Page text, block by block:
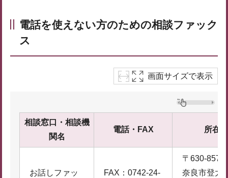
電話を使えない方のための相談ファック
ス
画面サイズで表示
相談窓口・相談機
関名
電話・FAX 所在地
お話しファッ
FAX：0742-24-
〒630-8578
奈良市登大